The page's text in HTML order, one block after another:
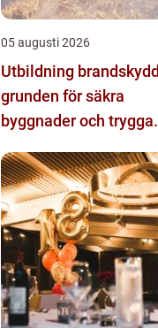
05 augusti 2026
Utbildning brandskydd
grunden för säkra
byggnader och trygga